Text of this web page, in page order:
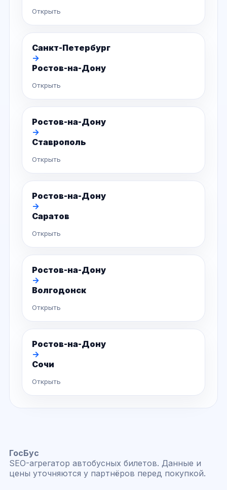
Открыть
Санкт-Петербург
→
Ростов-на-Дону
Открыть
Ростов-на-Дону
→
Ставрополь
Открыть
Ростов-на-Дону
→
Саратов
Открыть
Ростов-на-Дону
→
Волгодонск
Открыть
Ростов-на-Дону
→
Сочи
Открыть
ГосБус
SEO-агрегатор автобусных билетов. Данные и
цены уточняются у партнёров перед покупкой.